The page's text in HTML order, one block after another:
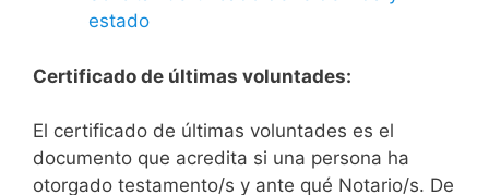
estado
Certificado de últimas voluntades:
El certificado de últimas voluntades es el
documento que acredita si una persona ha
otorgado testamento/s y ante qué Notario/s. De